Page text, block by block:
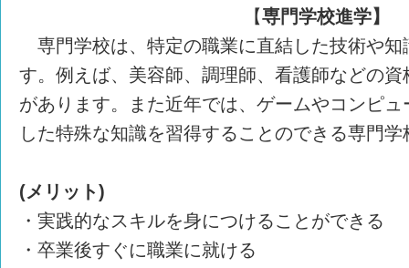
【専門学校進学】
専門学校は、特定の職業に直結した技術や知
す。例えば、美容師、調理師、看護師などの
があります。また近年では、ゲームやコンピ
した特殊な知識を習得することのできる専門
(メリット)
・実践的なスキルを身につけることができる
・卒業後すぐに職業に就ける